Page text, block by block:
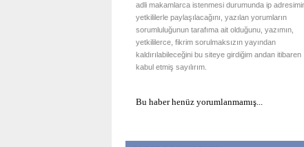
adli makamlarca istenmesi durumunda ip
yetkililerle paylaşılacağını, yazılan yorumların
sorumluluğunun tarafıma ait olduğunu, yazımın,
yetkililerce, fikrim sorulmaksızın yayından
kaldırılabileceğini bu siteye girdiğim andan itibaren
kabul etmiş sayılırım.
Bu haber henüz yorumlanmamış...